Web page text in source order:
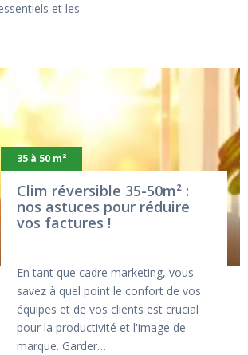
et les
35 à 50 m²
Clim réversible 35-50m² :
nos astuces pour réduire
vos factures !
En tant que cadre marketing, vous
savez à quel point le confort de vos
équipes et de vos clients est crucial
pour la productivité et l'image de
marque. Garder…